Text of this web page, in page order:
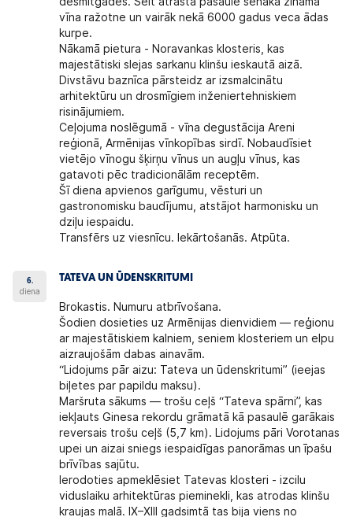
vīna ražotne un vairāk nekā 6000 gadus veca ādas
kurpe.
Nākamā pietura - Noravankas klosteris, kas
majestātiski slejas sarkanu klinšu ieskautā aizā.
Divstāvu baznīca pārsteidz ar izsmalcinātu
arhitektūru un drosmīgiem inženiertehniskiem
risinājumiem.
Ceļojuma noslēgumā - vīna degustācija Areni
reģionā, Armēnijas vīnkopības sirdī. Nobaudīsiet
vietējo vīnogu šķirņu vīnus un augļu vīnus, kas
gatavoti pēc tradicionālām receptēm.
Šī diena apvienos garīgumu, vēsturi un
gastronomisku baudījumu, atstājot harmonisku un
dziļu iespaidu.
Transfērs uz viesnīcu. Iekārtošanās. Atpūta.
6.
diena
TATEVA UN ŪDENSKRITUMI
Brokastis. Numuru atbrīvošana.
Šodien dosieties uz Armēnijas dienvidiem — reģionu
ar majestātiskiem kalniem, seniem klosteriem un elpu
aizraujošām dabas ainavām.
“Lidojums pār aizu: Tateva un ūdenskritumi” (ieejas
biļetes par papildu maksu).
Maršruta sākums — trošu ceļš “Tateva spārni”, kas
iekļauts Ginesa rekordu grāmatā kā pasaulē garākais
reversais trošu ceļš (5,7 km). Lidojums pāri Vorotanas
upei un aizai sniegs iespaidīgas panorāmas un īpašu
brīvības sajūtu.
Ierodoties apmeklēsiet Tatevas klosteri - izcilu
viduslaiku arhitektūras pieminekli, kas atrodas klinšu
kraujas malā. IX–XIII gadsimtā tas bija viens no